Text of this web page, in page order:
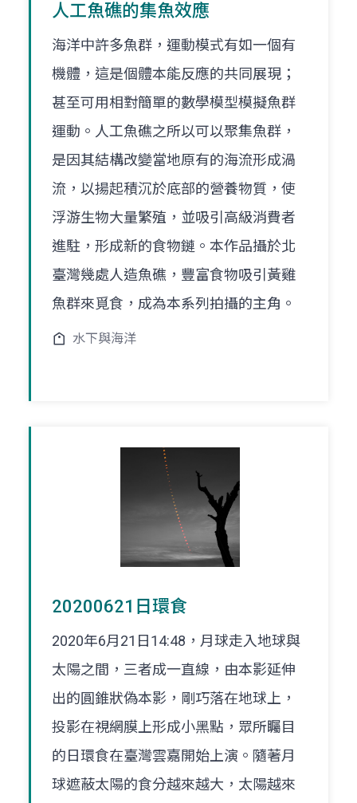
人工魚礁的集魚效應
海洋中許多魚群，運動模式有如一個有
機體，這是個體本能反應的共同展現；
甚至可用相對簡單的數學模型模擬魚群
運動。人工魚礁之所以可以聚集魚群，
是因其結構改變當地原有的海流形成渦
流，以揚起積沉於底部的營養物質，使
浮游生物大量繁殖，並吸引高級消費者
進駐，形成新的食物鏈。本作品攝於北
臺灣幾處人造魚礁，豐富食物吸引黃雞
魚群來覓食，成為本系列拍攝的主角。
水下與海洋
20200621日環食
2020年6月21日14:48，月球走入地球與
太陽之間，三者成一直線，由本影延伸
出的圓錐狀偽本影，剛巧落在地球上，
投影在視網膜上形成小黑點，眾所矚目
的日環食在臺灣雲嘉開始上演。隨著月
球遮蔽太陽的食分越來越大，太陽越來